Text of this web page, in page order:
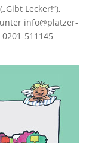
Lecker!“),
info@platzer-
511145